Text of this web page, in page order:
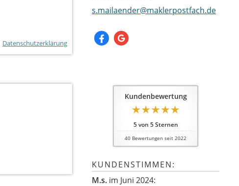
s.mailaender@maklerpostfach.de
Kundenbewertung
5von 5Sternen
40 Bewertungen seit 2022
KUNDENSTIMMEN:
M.s. im Juni 2024:
Datenschutzerklärung